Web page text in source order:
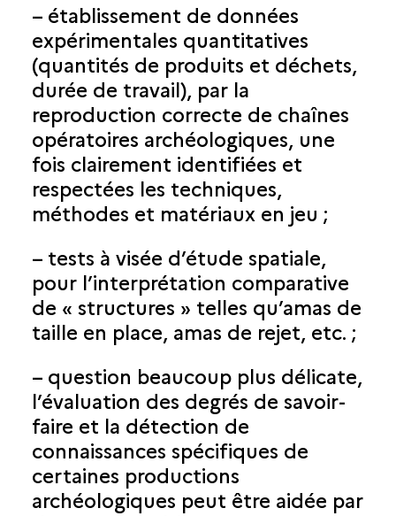
– établissement de données
expérimentales quantitatives
(quantités de produits et déchets,
durée de travail), par la
reproduction correcte de chaînes
opératoires archéologiques, une
fois clairement identifiées et
respectées les techniques,
méthodes et matériaux en jeu ;
– tests à visée d’étude spatiale,
pour l’interprétation comparative
de « structures » telles qu’amas de
taille en place, amas de rejet, etc. ;
– question beaucoup plus délicate,
l’évaluation des degrés de savoir-
faire et la détection de
connaissances spécifiques de
certaines productions
archéologiques peut être aidée par